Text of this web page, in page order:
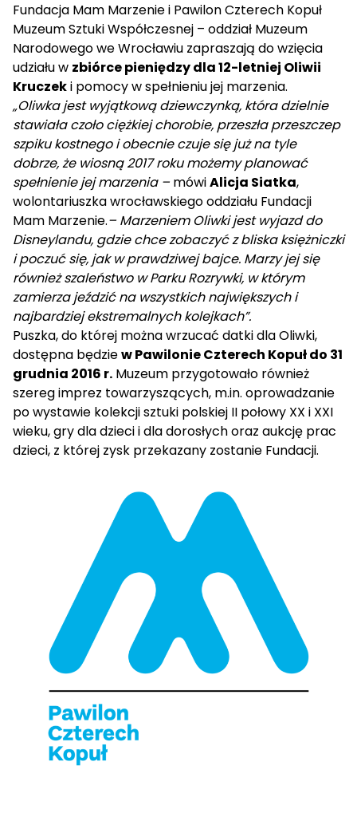
Fundacja Mam Marzenie i Pawilon Czterech Kopuł
Muzeum Sztuki Współczesnej – oddział Muzeum
Narodowego we Wrocławiu zapraszają do wzięcia
udziału w zbiórce pieniędzy dla 12-letniej Oliwii
Kruczeki pomocy w spełnieniu jej marzenia.
„Oliwka jest wyjątkową dziewczynką, która dzielnie
stawiała czoło ciężkiej chorobie, przeszła przeszczep
szpiku kostnego i obecnie czuje się już na tyle
dobrze, że wiosną 2017 roku możemy planować
spełnienie jej marzenia – mówiAlicja Siatka,
wolontariuszka wrocławskiego oddziału Fundacji
Mam Marzenie.– Marzeniem Oliwki jest wyjazd do
Disneylandu, gdzie chce zobaczyć z bliska księżniczki
i poczuć się, jak w prawdziwej bajce. Marzy jej się
również szaleństwo w Parku Rozrywki, w którym
zamierza jeździć na wszystkich największych i
najbardziej ekstremalnych kolejkach”.
Puszka, do której można wrzucać datki dla Oliwki,
dostępna będziewPawilonie Czterech Kopuł do 31
grudnia 2016 r. Muzeum przygotowało również
szereg imprez towarzyszących, m.in. oprowadzanie
po wystawie kolekcji sztuki polskiej II połowy XX i XXI
wieku, gry dla dzieci i dla dorosłych oraz aukcję prac
dzieci, z której zysk przekazany zostanie Fundacji.